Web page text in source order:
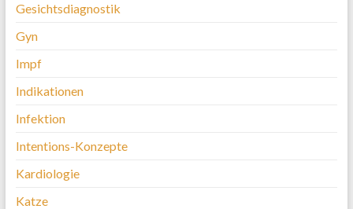
Gesichtsdiagnostik
Gyn
Impf
Indikationen
Infektion
Intentions-Konzepte
Kardiologie
Katze